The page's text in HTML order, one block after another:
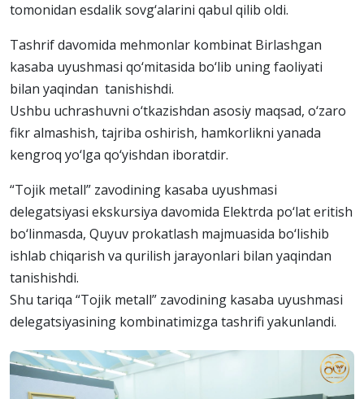
tomonidan esdalik sovg‘alarini qabul qilib oldi.
Tashrif davomida mehmonlar kombinat Birlashgan
kasaba uyushmasi qo‘mitasida bo‘lib uning faoliyati
bilan yaqindan tanishishdi.
Ushbu uchrashuvni o‘tkazishdan asosiy maqsad, o‘zaro
fikr almashish, tajriba oshirish, hamkorlikni yanada
kengroq yo‘lga qo‘yishdan iboratdir.
“Tojik metall” zavodining kasaba uyushmasi
delegatsiyasi ekskursiya davomida Elektrda po‘lat eritish
bo‘linmasda, Quyuv prokatlash majmuasida bo‘lishib
ishlab chiqarish va qurilish jarayonlari bilan yaqindan
tanishishdi.
Shu tariqa “Tojik metall” zavodining kasaba uyushmasi
delegatsiyasining kombinatimizga tashrifi yakunlandi.